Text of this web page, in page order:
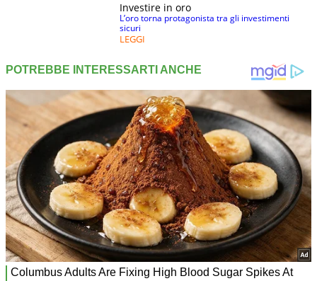
Investire in oro
L’oro torna protagonista tra gli investimenti
sicuri
LEGGI